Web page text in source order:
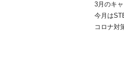
3月のキ
今月は
コロナ対